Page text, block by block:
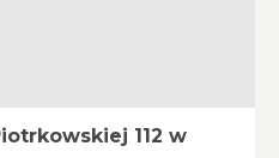
112 w